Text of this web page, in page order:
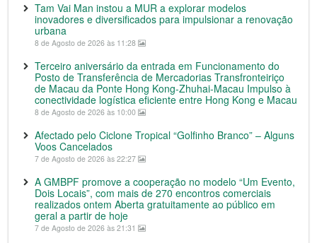
Tam Vai Man instou a MUR a explorar modelos
inovadores e diversificados para impulsionar a renovação
urbana
8 de Agosto de 2026 às 11:28
Terceiro aniversário da entrada em Funcionamento do
Posto de Transferência de Mercadorias Transfronteiriço
de Macau da Ponte Hong Kong-Zhuhai-Macau Impulso à
conectividade logística eficiente entre Hong Kong e Macau
8 de Agosto de 2026 às 10:00
Afectado pelo Ciclone Tropical “Golfinho Branco” – Alguns
Voos Cancelados
7 de Agosto de 2026 às 22:27
A GMBPF promove a cooperação no modelo “Um Evento,
Dois Locais”, com mais de 270 encontros comerciais
realizados ontem Aberta gratuitamente ao público em
geral a partir de hoje
7 de Agosto de 2026 às 21:31